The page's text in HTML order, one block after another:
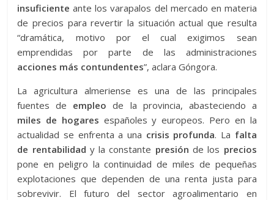
insuficiente ante los varapalos del mercado en materia
de precios para revertir la situación actual que resulta
“dramática, motivo por el cual exigimos sean
emprendidas por parte de las administraciones
acciones más contundentes”, aclara Góngora.
La agricultura almeriense es una de las principales
fuentes de empleo de la provincia, abasteciendo a
miles de hogares españoles y europeos. Pero en la
actualidad se enfrenta a una crisis profunda. La falta
de rentabilidad y la constante presión de los precios
pone en peligro la continuidad de miles de pequeñas
explotaciones que dependen de una renta justa para
sobrevivir. El futuro del sector agroalimentario en